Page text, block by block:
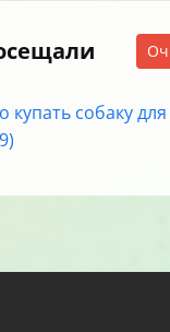
купать собаку